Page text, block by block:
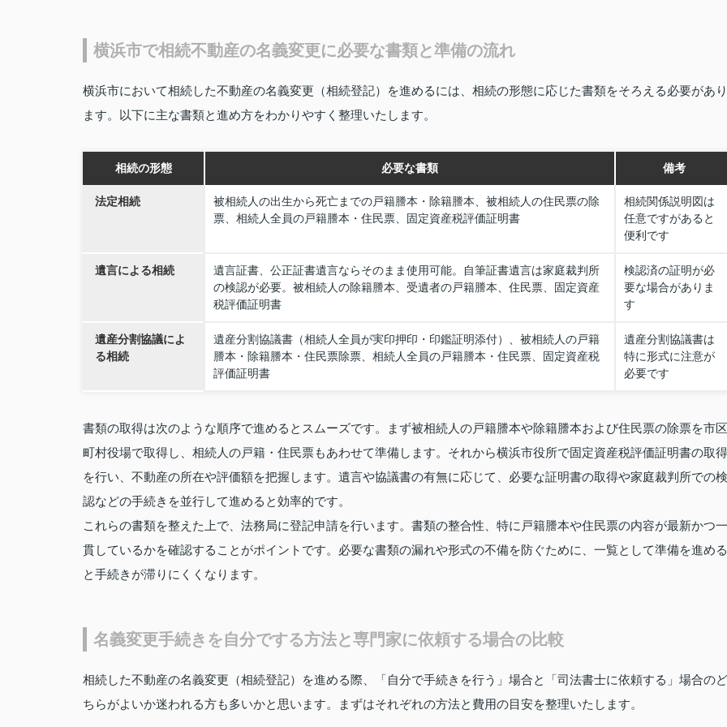
横浜市で相続不動産の名義変更に必要な書類と準備の流れ
横浜市において相続した不動産の名義変更（相続登記）を進めるには、相続の形態に応じた書類をそろえる必要があり
ます。以下に主な書類と進め方をわかりやすく整理いたします。
相続の形態 必要な書類 備考
法定相続
被相続人の出生から死亡までの戸籍謄本・除籍謄本、被相続人の住民票の除
票、相続人全員の戸籍謄本・住民票、固定資産税評価証明書
相続関係説明図は
任意ですがあると
便利です
遺言による相続
遺言証書、公正証書遺言ならそのまま使用可能。自筆証書遺言は家庭裁判所
の検認が必要。被相続人の除籍謄本、受遺者の戸籍謄本、住民票、固定資産
税評価証明書
検認済の証明が必
要な場合がありま
す
遺産分割協議によ
る相続
遺産分割協議書（相続人全員が実印押印・印鑑証明添付）、被相続人の戸籍
謄本・除籍謄本・住民票除票、相続人全員の戸籍謄本・住民票、固定資産税
評価証明書
遺産分割協議書は
特に形式に注意が
必要です
書類の取得は次のような順序で進めるとスムーズです。まず被相続人の戸籍謄本や除籍謄本および住民票の除票を市区
町村役場で取得し、相続人の戸籍・住民票もあわせて準備します。それから横浜市役所で固定資産税評価証明書の取得
を行い、不動産の所在や評価額を把握します。遺言や協議書の有無に応じて、必要な証明書の取得や家庭裁判所での検
認などの手続きを並行して進めると効率的です。
これらの書類を整えた上で、法務局に登記申請を行います。書類の整合性、特に戸籍謄本や住民票の内容が最新かつ一
貫しているかを確認することがポイントです。必要な書類の漏れや形式の不備を防ぐために、一覧として準備を進める
と手続きが滞りにくくなります。
名義変更手続きを自分でする方法と専門家に依頼する場合の比較
相続した不動産の名義変更（相続登記）を進める際、「自分で手続きを行う」場合と「司法書士に依頼する」場合のど
ちらがよいか迷われる方も多いかと思います。まずはそれぞれの方法と費用の目安を整理いたします。